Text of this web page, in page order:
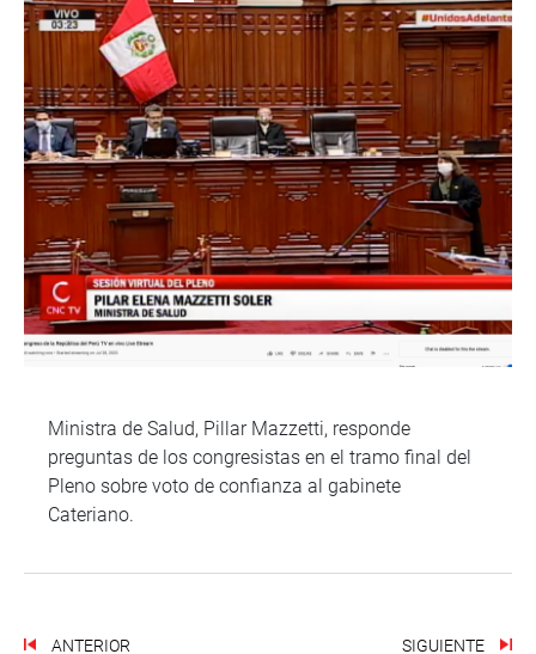
Ministra de Salud, Pillar Mazzetti, responde
preguntas de los congresistas en el tramo final del
Pleno sobre voto de confianza al gabinete
Cateriano.
ANTERIOR SIGUIENTE